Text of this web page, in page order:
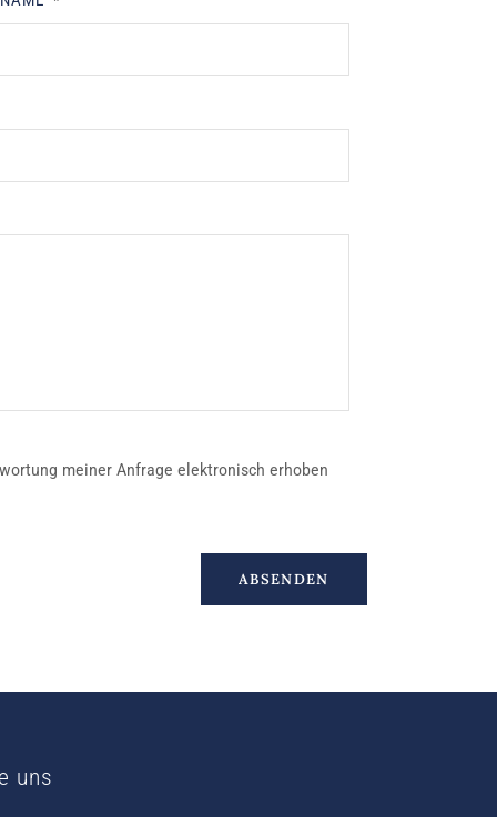
meiner Anfrage elektronisch erhoben
uns